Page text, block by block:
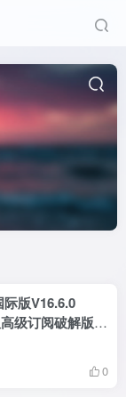
版V16.6.0
级订阅破解版下
0